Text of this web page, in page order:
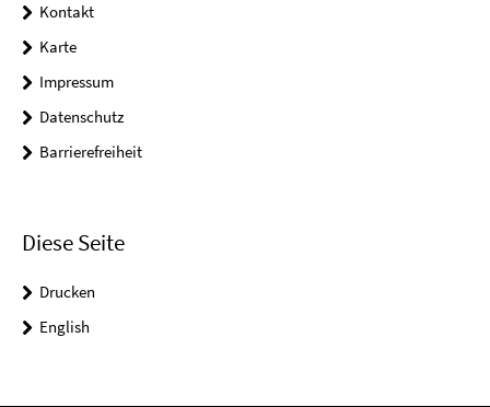
Kontakt
Karte
Impressum
Datenschutz
Barrierefreiheit
Diese Seite
Drucken
English